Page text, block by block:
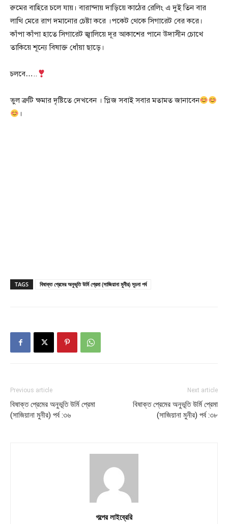
রুমের বাহিরে চলে যায়। বারান্দায় দাড়িয়ে কাঠের রেলিং এ দুই তিন বার
লাথি মেরে রাগ দমানোর চেষ্টা করে ।পকেট থেকে সিগারেট বের করে।
কাঁপা কাঁপা হাতে সিগারেট জ্বালিয়ে দূর আকাশের পানে উদাসীন চোখে
তাকিয়ে শূন্যে বিষাক্ত ধোঁয়া ছাড়ে।
চলবে…..
ভুল ত্রুটি ক্ষমার দৃষ্টিতে দেখবেন । প্লিজ সবাই সবার মতামত জানাবেন
।
TAGS বিষাক্ত প্রেমের অনুভূতি উর্মি প্রেমা (সাজিয়ানা মুনীর) সূচনা পর্ব
Previous article
বিষাক্ত প্রেমের অনুভূতি উর্মি প্রেমা
(সাজিয়ানা মুনীর) পর্ব :৩৬
Next article
বিষাক্ত প্রেমের অনুভূতি উর্মি প্রেমা
(সাজিয়ানা মুনীর) পর্ব :৩৮
গল্পের লাইব্রেরি